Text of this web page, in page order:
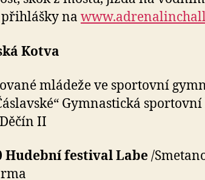
na
Kotva
mládeže ve sportovní
Gymnastická sportovní
II
Hudební festival Labe/